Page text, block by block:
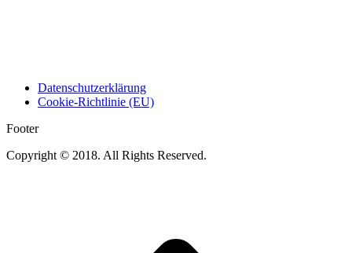
Datenschutzerklärung
Cookie-Richtlinie (EU)
Footer
Copyright © 2018. All Rights Reserved.